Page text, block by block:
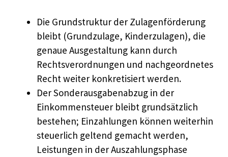
Die Grundstruktur der Zulagenförderung
bleibt (Grundzulage, Kinderzulagen), die
genaue Ausgestaltung kann durch
Rechtsverordnungen und nachgeordnetes
Recht weiter konkretisiert werden.
Der Sonderausgabenabzug in der
Einkommensteuer bleibt grundsätzlich
bestehen; Einzahlungen können weiterhin
steuerlich geltend gemacht werden,
Leistungen in der Auszahlungsphase